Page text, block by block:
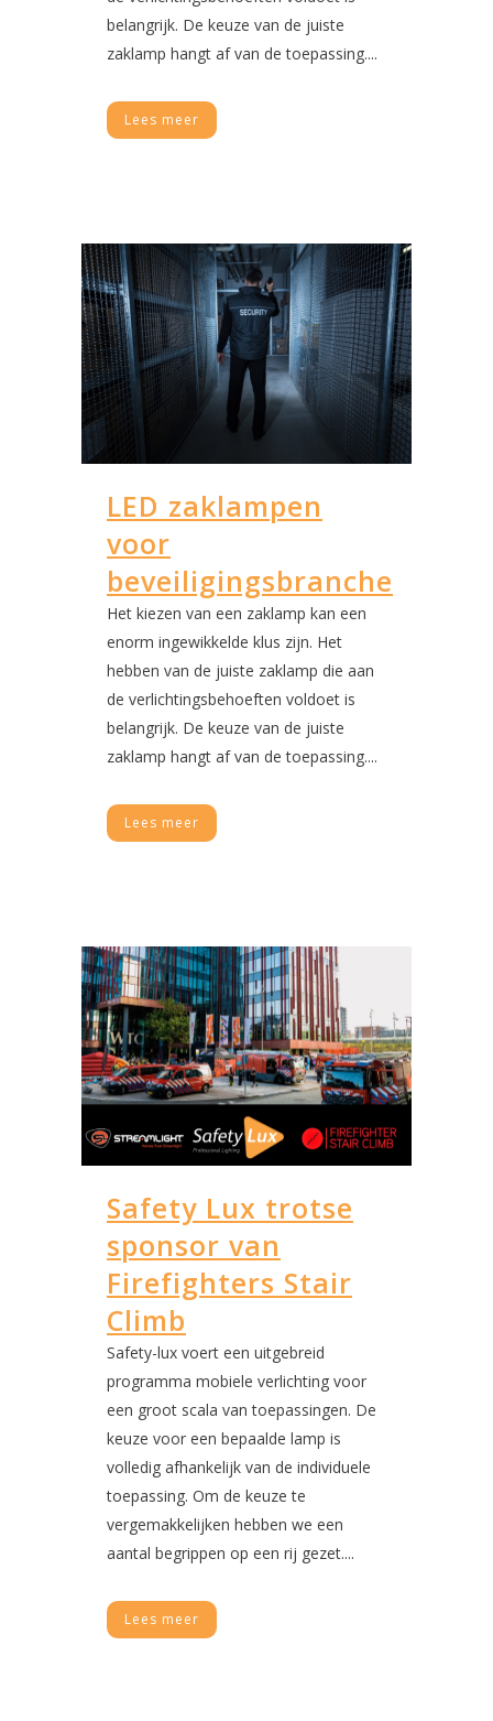
belangrijk. De keuze van de juiste
zaklamp hangt af van de toepassing....
Lees meer
LED zaklampen
voor
beveiligingsbranche
Het kiezen van een zaklamp kan een
enorm ingewikkelde klus zijn. Het
hebben van de juiste zaklamp die aan
de verlichtingsbehoeften voldoet is
belangrijk. De keuze van de juiste
zaklamp hangt af van de toepassing....
Lees meer
Safety Lux trotse
sponsor van
Firefighters Stair
Climb
Safety-lux voert een uitgebreid
programma mobiele verlichting voor
een groot scala van toepassingen. De
keuze voor een bepaalde lamp is
volledig afhankelijk van de individuele
toepassing. Om de keuze te
vergemakkelijken hebben we een
aantal begrippen op een rij gezet....
Lees meer